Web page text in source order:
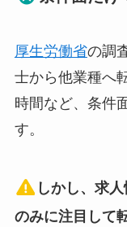
厚生労働省の調
士から他業種へ
時間など、条件
す。
しかし、求
のみに注目して